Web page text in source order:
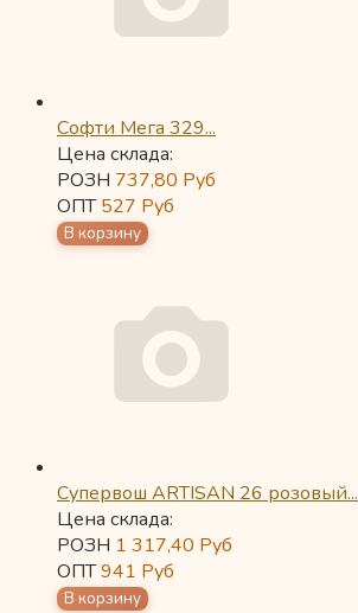
Софти Мега 329...
Цена склада:
РОЗН 737,80 Руб
ОПТ527 Руб
Супервош ARTISAN 26 розовый...
Цена склада:
РОЗН 1 317,40 Руб
ОПТ941 Руб